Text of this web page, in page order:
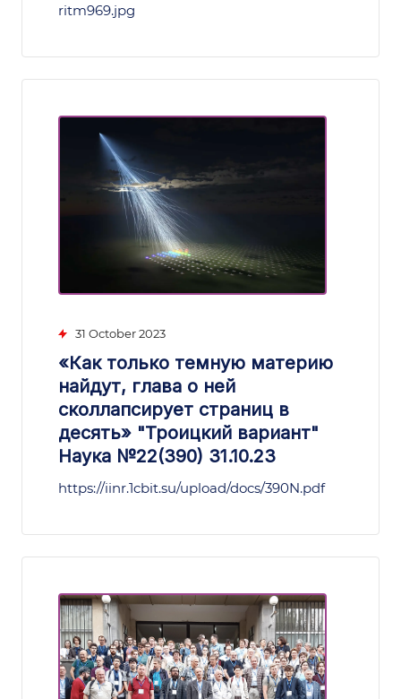
ritm969.jpg
31 October 2023
«Как только темную материю
найдут, глава о ней
сколлапсирует страниц в
десять» "Троицкий вариант"
Наука №22(390) 31.10.23
https://iinr.1cbit.su/upload/docs/390N.pdf